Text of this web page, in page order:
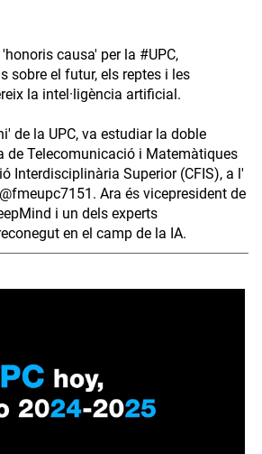
causa' per la #UPC,
sobre el futur, els reptes i les
la intel·ligència artificial.
de la UPC, va estudiar la doble
de Telecomunicació i Matemàtiques
Interdisciplinària Superior (CFIS), a l'
Ara és vicepresident de
i un dels experts
en el camp de la IA.